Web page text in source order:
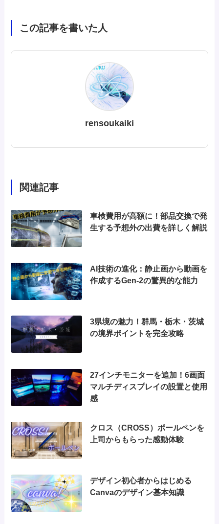
この記事を書いた人
rensoukaiki
関連記事
車検費用が高額に！部品交換で発
生する予想外の出費を詳しく解説
AI技術の進化：静止画から動画を
作成するGen-2の驚異的な能力
3県境の魅力！群馬・栃木・茨城
の境界ポイントを完全攻略
27インチモニターを追加！6画面
マルチディスプレイの設置と使用
感
クロス（CROSS）ボールペンを
上司からもらった感動体験
デザイン初心者からはじめる
Canvaのデザイン基本知識